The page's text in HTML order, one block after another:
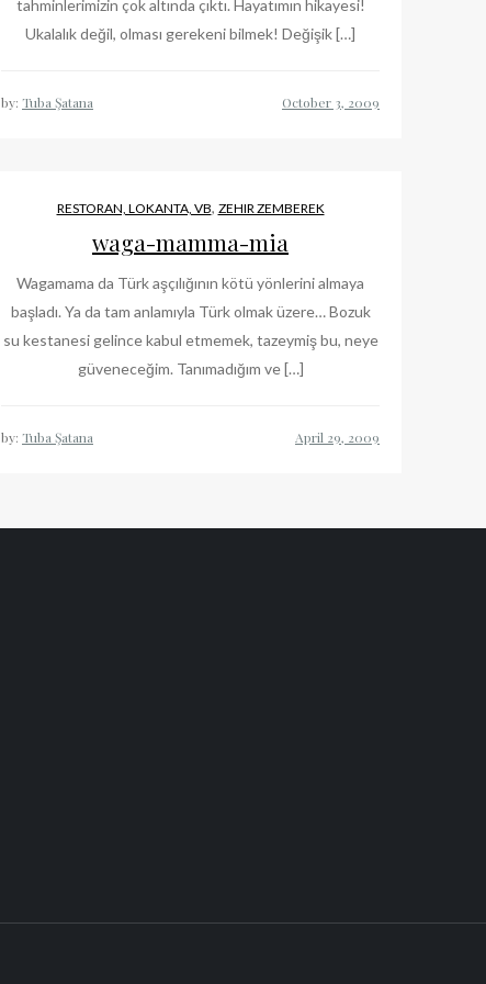
tahminlerimizin çok altında çıktı. Hayatımın hikayesi!
Ukalalık değil, olması gerekeni bilmek! Değişik […]
by: Tuba Şatana
RESTORAN, LOKANTA, VB, ZEHIR ZEMBEREK
waga-mamma-mia
Wagamama da Türk aşçılığının kötü yönlerini almaya
başladı. Ya da tam anlamıyla Türk olmak üzere… Bozuk
su kestanesi gelince kabul etmemek, tazeymiş bu, neye
güveneceğim. Tanımadığım ve […]
by: Tuba Şatana